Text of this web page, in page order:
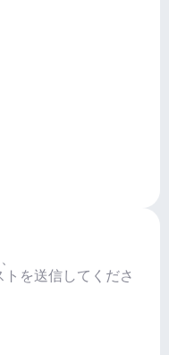
トを送信してくださ